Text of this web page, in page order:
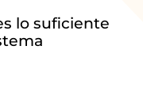
lo suficiente